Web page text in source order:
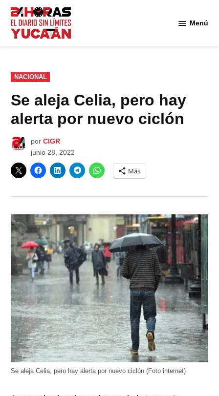
Saltar
contenido
Menú
PUBLICADO
EN
NACIONAL
Se aleja Celia, pero hay
alerta por nuevo ciclón
por CIGR
junio 28, 2022
Más
Se aleja Celia, pero hay alerta por nuevo ciclón (Foto internet)